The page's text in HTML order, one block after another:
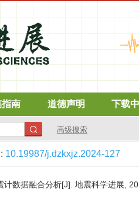
南 道德声明 下载
高级搜索
10.19987/j.dzkxjz.2024-127
数据融合分析[J]. 地震科学进展,